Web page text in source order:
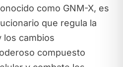
como GNM-X, es
que regula la
los cambios
compuesto